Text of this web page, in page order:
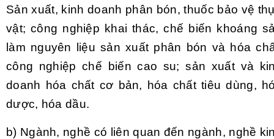
Sản xuất, kinh doanh phân bón, thuốc bảo vệ
vật; công nghiệp khai thác, chế biến khoáng
làm nguyên liệu sản xuất phân bón và hóa
công nghiệp chế biến cao su; sản xuất và
doanh hóa chất cơ bản, hóa chất tiêu dùng,
dược, hóa dầu.
b) Ngành, nghề có liên quan đến ngành, nghề